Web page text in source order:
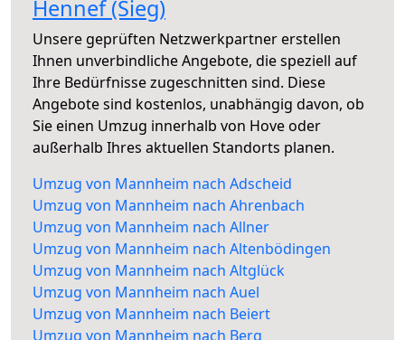
Hennef (Sieg)
Unsere geprüften Netzwerkpartner erstellen
Ihnen unverbindliche Angebote, die speziell auf
Ihre Bedürfnisse zugeschnitten sind. Diese
Angebote sind kostenlos, unabhängig davon, ob
Sie einen Umzug innerhalb von Hove oder
außerhalb Ihres aktuellen Standorts planen.
Umzug von Mannheim nach Adscheid
Umzug von Mannheim nach Ahrenbach
Umzug von Mannheim nach Allner
Umzug von Mannheim nach Altenbödingen
Umzug von Mannheim nach Altglück
Umzug von Mannheim nach Auel
Umzug von Mannheim nach Beiert
Umzug von Mannheim nach Berg